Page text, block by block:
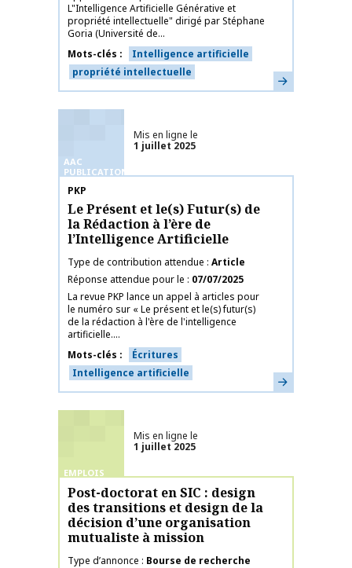
L"Intelligence Artificielle Générative et
propriété intellectuelle" dirigé par Stéphane
Goria (Université de...
Mots-clés
Intelligence artificielle
propriété intellectuelle
En savoir plus
AAC
PUBLICATIONS
Mis en ligne le
1 juillet 2025
Nom de la publication
PKP
Le Présent et le(s) Futur(s) de
la Rédaction à l’ère de
l’Intelligence Artificielle
Type de contribution attendue Article
Réponse attendue pour le
07/07/2025
La revue PKP lance un appel à articles pour
le numéro sur « Le présent et le(s) futur(s)
de la rédaction à l'ère de l'intelligence
artificielle....
Mots-clés
Écritures
Intelligence artificielle
En savoir plus
EMPLOIS
Mis en ligne le
1 juillet 2025
Post-doctorat en SIC : design
des transitions et design de la
décision d’une organisation
mutualiste à mission
Type d’annonce
Bourse de recherche